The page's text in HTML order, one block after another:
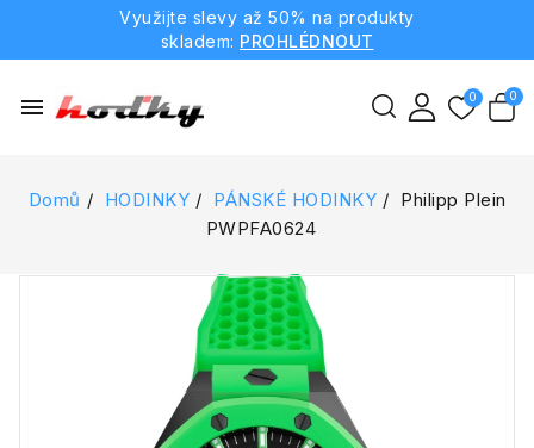
Využijte slevy až 50% na produkty
skladem: PROHLÉDNOUT
menu
Domů HODINKY PÁNSKÉ HODINKY
Philipp Plein
PWPFA0624